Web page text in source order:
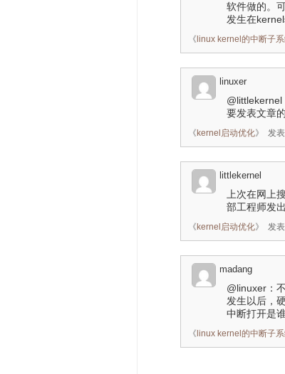
软件做的。
发生在
《 linux kernel的中断子
linuxer
要发表文章
《 kernel启动优化》 发
littlekernel
上次在网上
部工程师发
《 kernel启动优化》 发
madang
@linuxer：
发生以后，
中断打开是
《 linux kernel的中断子